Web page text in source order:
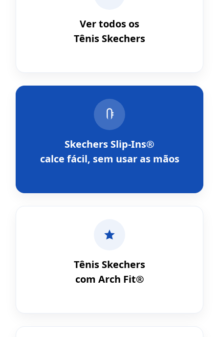
Ver todos os
Tênis Skechers
Skechers Slip-Ins®
calce fácil, sem usar as mãos
Tênis Skechers
com Arch Fit®